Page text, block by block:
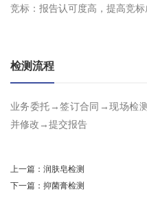
竞标：报告认可度高，提高竞标
检测流程
业务委托→签订合同→现场检
并修改→提交报告
上一篇： 润肤皂检测
下一篇： 抑菌膏检测